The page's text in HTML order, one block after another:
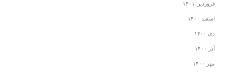
فروردین ۱۴۰۱
اسفند ۱۴۰۰
دی ۱۴۰۰
آذر ۱۴۰۰
مهر ۱۴۰۰